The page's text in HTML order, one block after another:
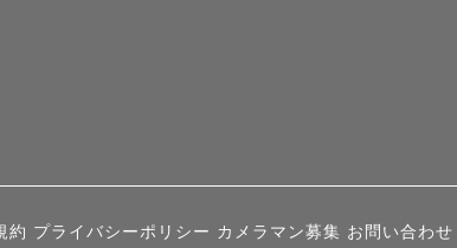
約 プライバシーポリシー カメラマン募集 お問い合わせ